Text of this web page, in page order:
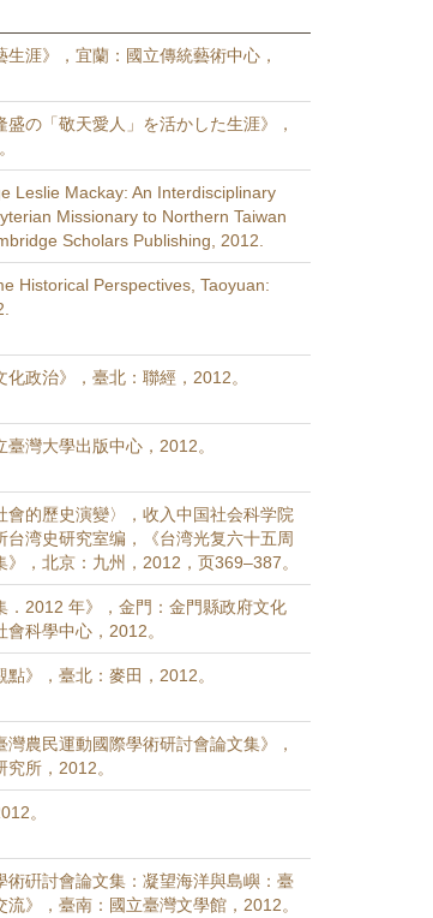
生涯》，宜蘭：國立傳統藝術中心，
盛の「敬天愛人」を活かした生涯》，
Leslie Mackay: An Interdisciplinary
Missionary to Northern Taiwan
Scholars Publishing, 2012.
Historical Perspectives, Taoyuan:
化政治》，臺北：聯經，2012。
臺灣大學出版中心，2012。
會的歷史演變〉，收入中国社会科学院
湾史研究室编，《台湾光复六十五周
，北京：九州，2012，页369–387。
．2012 年》，金門：金門縣政府文化
科學中心，2012。
點》，臺北：麥田，2012。
灣農民運動國際學術研討會論文集》，
所，2012。
。
術硏討會論文集：凝望海洋與島嶼：臺
》，臺南：國立臺灣文學館，2012。